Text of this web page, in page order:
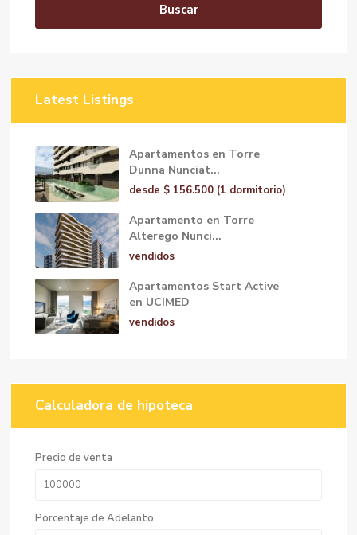
Buscar
Latest Listings
Apartamentos en Torre
Dunna Nunciat...
desde $ 156.500 (1 dormitorio)
Apartamento en Torre
Alterego Nunci...
vendidos
Apartamentos Start Active
en UCIMED
vendidos
Calculadora de hipoteca
Precio de venta
Porcentaje de Adelanto